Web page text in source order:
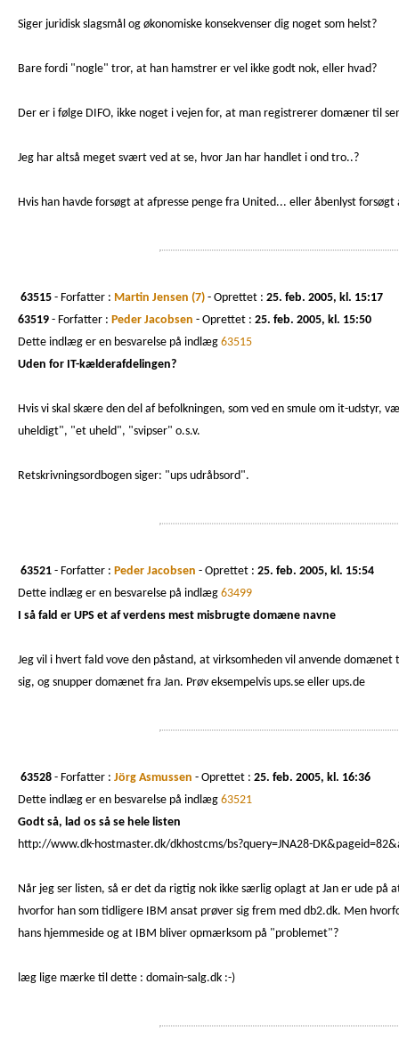
Siger juridisk slagsmål og økonomiske konsekvenser dig noget som helst?
Bare fordi "nogle" tror, at han hamstrer er vel ikke godt nok, eller hvad?
Der er i følge DIFO, ikke noget i vejen for, at man registrerer domæner til
Jeg har altså meget svært ved at se, hvor Jan har handlet i ond tro..?
Hvis han havde forsøgt at afpresse penge fra United... eller åbenlyst
63515 - Forfatter : Martin Jensen (7) - Oprettet : 25. feb. 2005, kl. 15:17
63519 - Forfatter : Peder Jacobsen - Oprettet : 25. feb. 2005, kl. 15:50
Dette indlæg er en besvarelse på indlæg 63515
Uden for IT-kælderafdelingen?
Hvis vi skal skære den del af befolkningen, som ved en smule om it-udstyr,
uheldigt", "et uheld", "svipser" o.s.v.
Retskrivningsordbogen siger: "ups udråbsord".
63521 - Forfatter : Peder Jacobsen - Oprettet : 25. feb. 2005, kl. 15:54
Dette indlæg er en besvarelse på indlæg 63499
I så fald er UPS et af verdens mest misbrugte domæne navne
Jeg vil i hvert fald vove den påstand, at virksomheden vil anvende
sig, og snupper domænet fra Jan. Prøv eksempelvis ups.se eller ups.de
63528 - Forfatter : Jörg Asmussen - Oprettet : 25. feb. 2005, kl. 16:36
Dette indlæg er en besvarelse på indlæg 63521
Godt så, lad os så se hele listen
http://www.dk-hostmaster.dk/dkhostcms/bs?query=JNA28-
Når jeg ser listen, så er det da rigtig nok ikke særlig oplagt at Jan er ude på
hvorfor han som tidligere IBM ansat prøver sig frem med db2.dk. Men
hans hjemmeside og at IBM bliver opmærksom på "problemet"?
læg lige mærke til dette : domain-salg.dk :-)